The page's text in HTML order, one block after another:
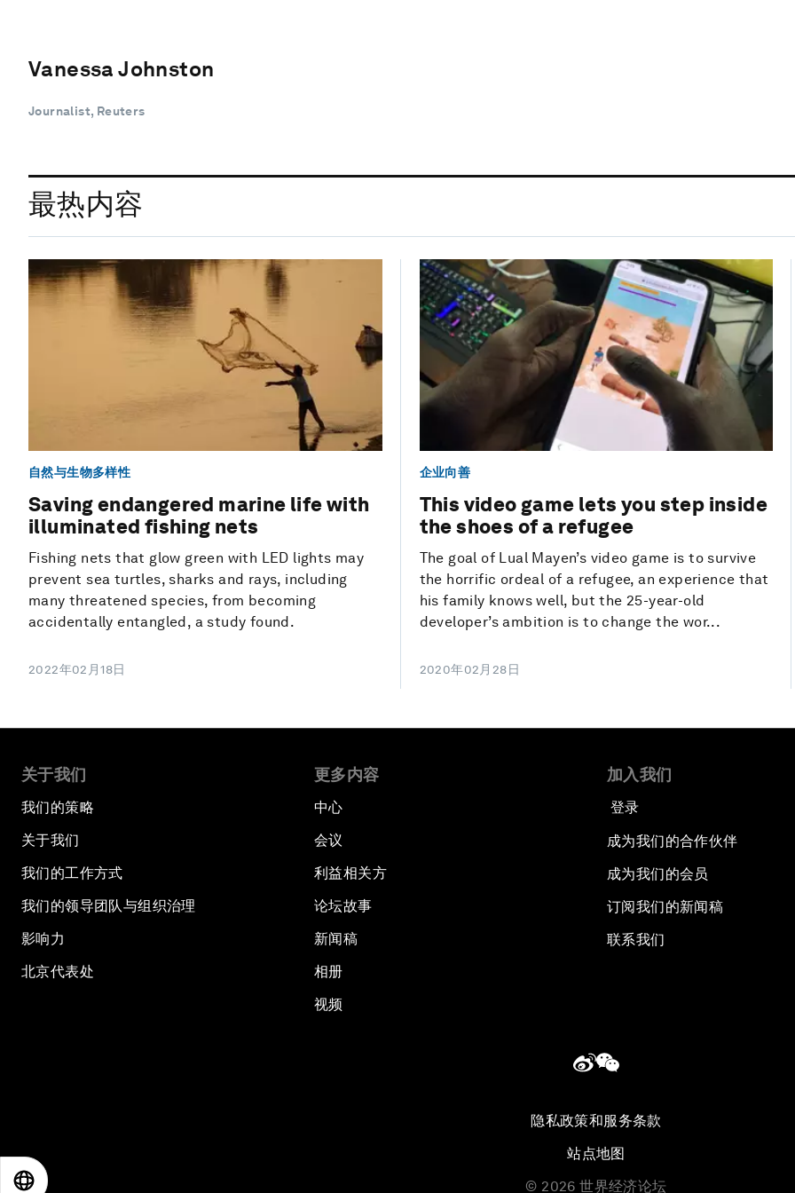
Vanessa Johnston
Journalist, Reuters
最热内容
自然与生物多样性
Saving endangered marine life with
illuminated fishing nets
Fishing nets that glow green with LED lights may
prevent sea turtles, sharks and rays, including
many threatened species, from becoming
accidentally entangled, a study found.
2022年02月18日
企业向善
This video game lets you step inside
the shoes of a refugee
The goal of Lual Mayen’s video game is to survive
the horrific ordeal of a refugee, an experience that
his family knows well, but the 25-year-old
developer’s ambition is to change the wor...
2020年02月28日
关于我们
我们的策略
关于我们
我们的工作方式
我们的领导团队与组织治理
影响力
北京代表处
更多内容
中心
会议
利益相关方
论坛故事
新闻稿
相册
视频
加入我们
登录
成为我们的合作伙伴
成为我们的会员
订阅我们的新闻稿
联系我们
隐私政策和服务条款
站点地图
© 2026 世界经济论坛